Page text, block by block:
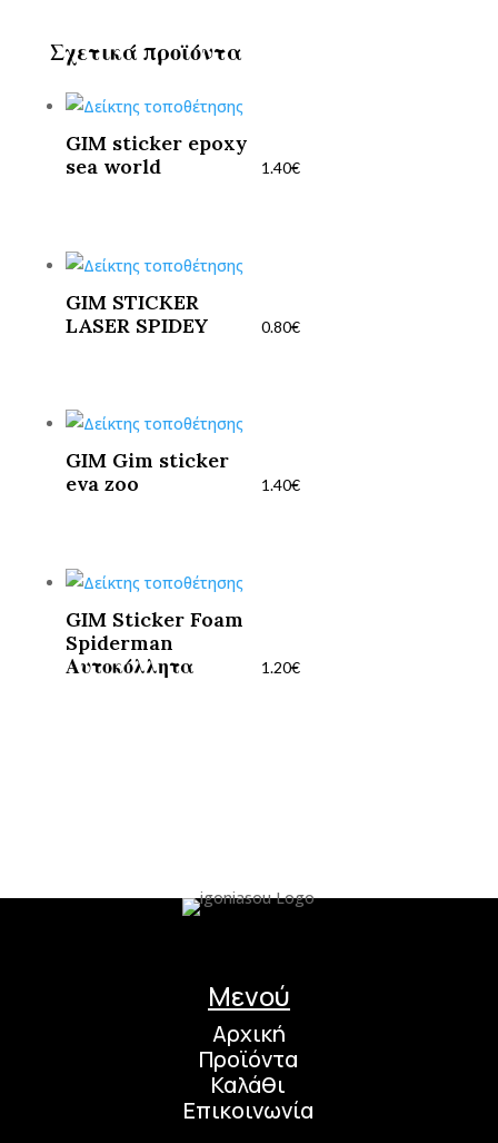
Σχετικά προϊόντα
GIM sticker epoxy
sea world
1.40€
GIM STICKER
LASER SPIDEY
0.80€
GIM Gim sticker
eva zoo
1.40€
GIM Sticker Foam
Spiderman
Αυτοκόλλητα
1.20€
Μενού
Αρχική
Προϊόντα
Καλάθι
Επικοινωνία